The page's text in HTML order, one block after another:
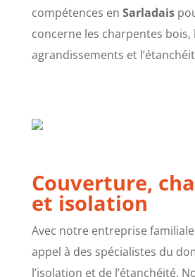
compétences en Sarladais
concerne les charpentes bois,
agrandissements et
Couverture,
et isolation
Avec notre entreprise familiale
appel à des spécialistes du
l’isolation et de l’étanchéité.